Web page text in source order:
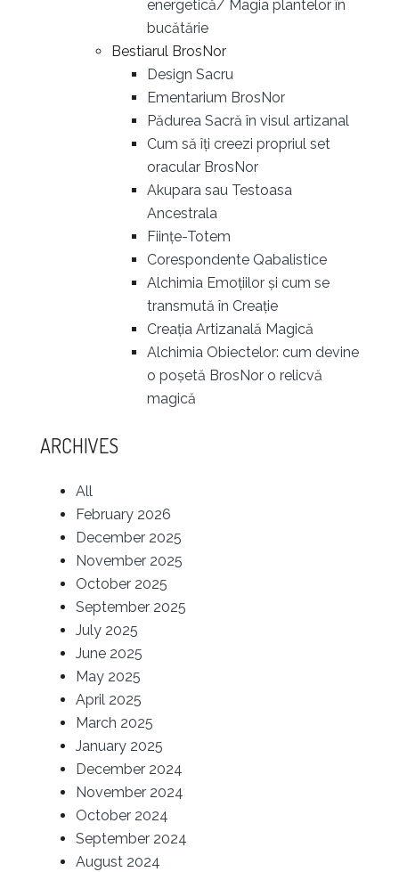
energetică/ Magia plantelor în
bucătărie
Bestiarul BrosNor
Design Sacru
Ementarium BrosNor
Pădurea Sacră în visul artizanal
Cum să îți creezi propriul set
oracular BrosNor
Akupara sau Testoasa
Ancestrala
Ființe-Totem
Corespondente Qabalistice
Alchimia Emoțiilor și cum se
transmută în Creație
Creația Artizanală Magică
Alchimia Obiectelor: cum devine
o poșetă BrosNor o relicvă
magică
ARCHIVES
All
February 2026
December 2025
November 2025
October 2025
September 2025
July 2025
June 2025
May 2025
April 2025
March 2025
January 2025
December 2024
November 2024
October 2024
September 2024
August 2024